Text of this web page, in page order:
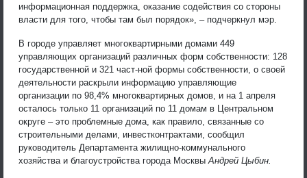
информационная поддержка, оказание содействия со стороны
власти для того, чтобы там был порядок», – подчеркнул мэр.
В городе управляет многоквартирными домами 449
управляющих организаций различных форм собственности: 128
государственной и 321 част-ной формы собственности, о своей
деятельности раскрыли информацию управляющие
организации по 98,4% многоквартирных домов, и на 1 апреля
осталось только 11 организаций по 11 домам в Центральном
округе – это проблемные дома, как правило, связанные со
строительными делами, инвестконтрактами, сообщил
руководитель Департамента жилищно-коммунального
хозяйства и благоустройства города Москвы Андрей Цыбин.